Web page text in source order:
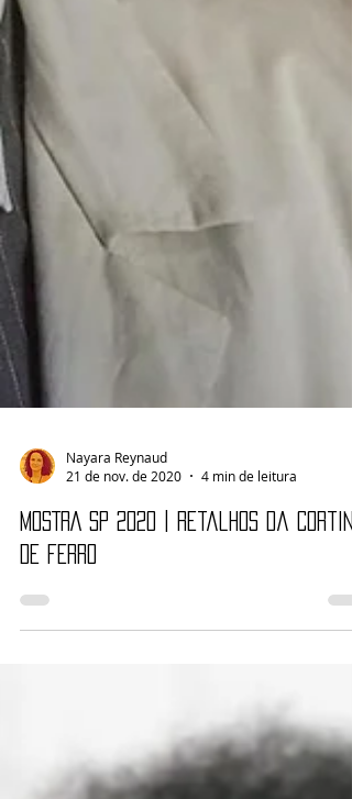
21 de nov. de 2020
4 min de leitura
MOSTRA SP 2020 | Retalhos da
de Ferro